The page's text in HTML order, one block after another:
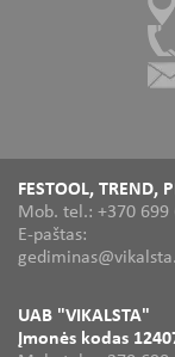
FESTOOL, TREND,
Mob. tel.: +370 699
E-paštas:
UAB "VIKALSTA"
Įmonės kodas